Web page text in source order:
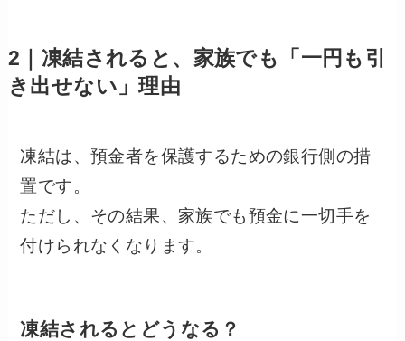
2｜凍結されると、家族でも「一円も引
き出せない」理由
凍結は、預金者を保護するための銀行側の措
置です。
ただし、その結果、家族でも預金に一切手を
付けられなくなります。
凍結されるとどうなる？